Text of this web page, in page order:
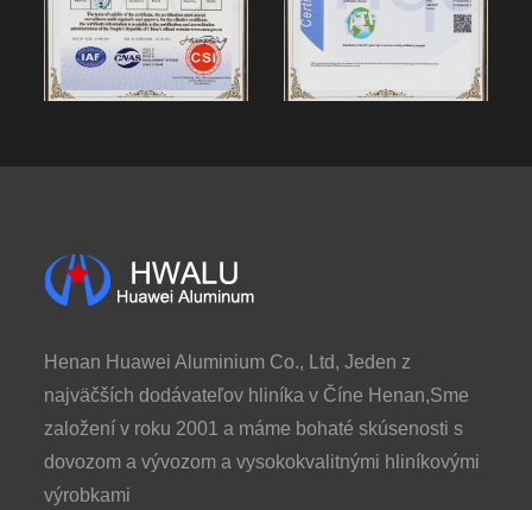
Henan Huawei Aluminium Co., Ltd, Jeden z
najväčších dodávateľov hliníka v Číne Henan,Sme
založení v roku 2001 a máme bohaté skúsenosti s
dovozom a vývozom a vysokokvalitnými hliníkovými
výrobkami